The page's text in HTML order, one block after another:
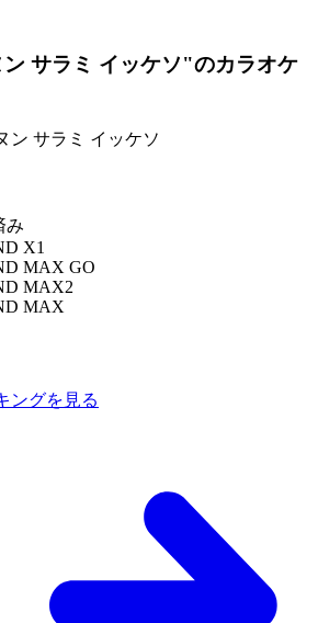
サラミ イッケソ"のカラオケ
ン サラミ イッケソ
み
X1
MAX GO
MAX2
MAX
ングを見る